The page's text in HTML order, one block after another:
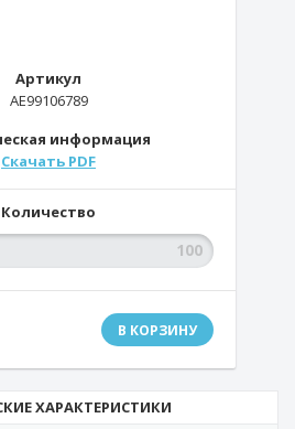
Артикул
AE99106789
информация
Скачать PDF
Количество
В КОРЗИНУ
ХАРАКТЕРИСТИКИ